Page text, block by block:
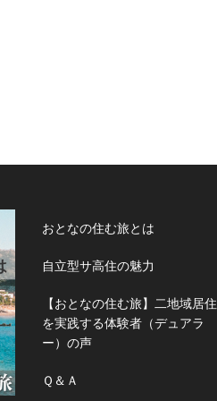
おとなの住む旅とは
自立型サ高住の魅力
【おとなの住む旅】二地域居住
を実践する体験者（デュアラ
ー）の声
Ｑ＆Ａ